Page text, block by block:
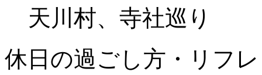
天川村、寺社巡り
休日の過ごし方・リフ